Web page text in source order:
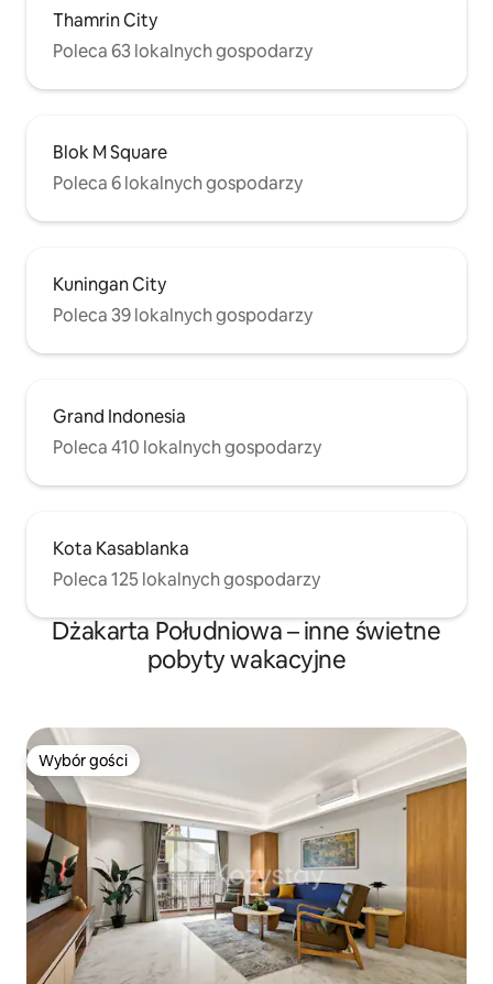
Thamrin City
Poleca 63 lokalnych gospodarzy
Blok M Square
Poleca 6 lokalnych gospodarzy
Kuningan City
Poleca 39 lokalnych gospodarzy
Grand Indonesia
Poleca 410 lokalnych gospodarzy
Kota Kasablanka
Poleca 125 lokalnych gospodarzy
Dżakarta Południowa – inne świetne
pobyty wakacyjne
Wybór gości
Wybór gości